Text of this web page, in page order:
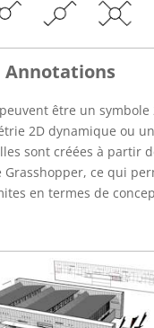
Annotations
être un symbole
2D dynamique ou
sont créées à partir
ce qui
en termes de